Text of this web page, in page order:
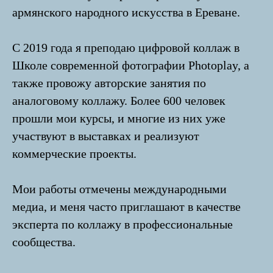
армянского народного искусства в Ереване.
С 2019 года я преподаю цифровой коллаж в
Школе современной фотографии Photoplay, а
также провожу авторские занятия по
аналоговому коллажу. Более 600 человек
прошли мои курсы, и многие из них уже
участвуют в выставках и реализуют
коммерческие проекты.
Мои работы отмечены международными
медиа, и меня часто приглашают в качестве
эксперта по коллажу в профессиональные
сообщества.